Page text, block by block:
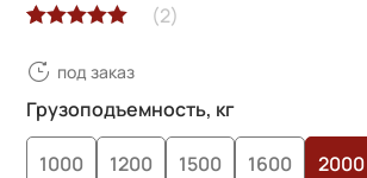
5.00из 5 на
основе
опроса
пользователей
(2)
под заказ
Грузоподъемность, кг
1000 1200 1500 1600
2000